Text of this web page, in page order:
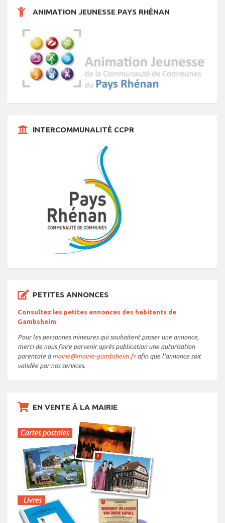
s
ANIMATION JEUNESSE PAYS RHÉNAN
INTERCOMMUNALITÉ CCPR
PETITES ANNONCES
Consultez les petites annonces des habitants de
Gambsheim
Pour les personnes mineures qui souhaitent passer une annonce,
merci de nous faire parvenir après publication une autorisation
parentale à mairie@mairie-gambsheim.frafin que l’annonce soit
validée par nos services.
EN VENTE À LA MAIRIE